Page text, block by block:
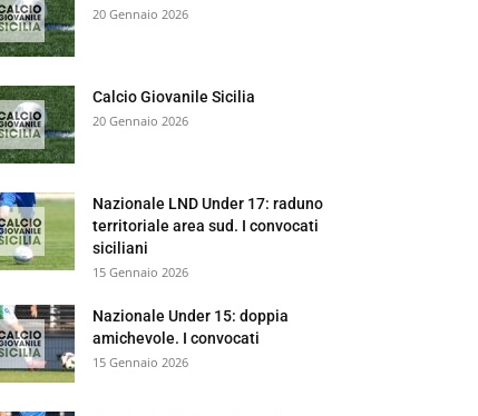
20 Gennaio 2026
Calcio Giovanile Sicilia
20 Gennaio 2026
Nazionale LND Under 17: raduno
territoriale area sud. I convocati
siciliani
15 Gennaio 2026
Nazionale Under 15: doppia
amichevole. I convocati
15 Gennaio 2026